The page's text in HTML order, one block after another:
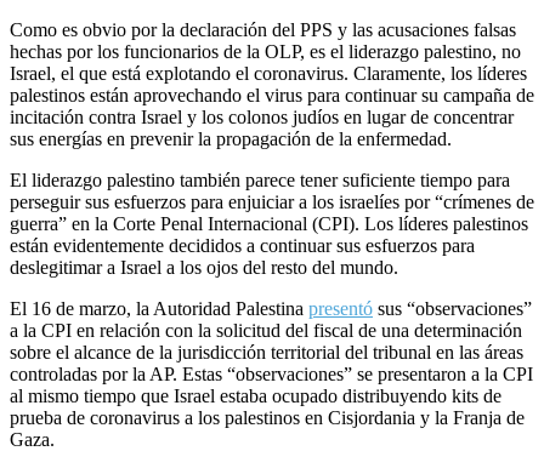
Como es obvio por la declaración del PPS y las acusaciones falsas
hechas por los funcionarios de la OLP, es el liderazgo palestino, no
Israel, el que está explotando el coronavirus. Claramente, los líderes
palestinos están aprovechando el virus para continuar su campaña de
incitación contra Israel y los colonos judíos en lugar de concentrar
sus energías en prevenir la propagación de la enfermedad.
El liderazgo palestino también parece tener suficiente tiempo para
perseguir sus esfuerzos para enjuiciar a los israelíes por “crímenes de
guerra” en la Corte Penal Internacional (CPI). Los líderes palestinos
están evidentemente decididos a continuar sus esfuerzos para
deslegitimar a Israel a los ojos del resto del mundo.
El 16 de marzo, la Autoridad Palestina presentó sus “observaciones”
a la CPI en relación con la solicitud del fiscal de una determinación
sobre el alcance de la jurisdicción territorial del tribunal en las áreas
controladas por la AP. Estas “observaciones” se presentaron a la CPI
al mismo tiempo que Israel estaba ocupado distribuyendo kits de
prueba de coronavirus a los palestinos en Cisjordania y la Franja de
Gaza.